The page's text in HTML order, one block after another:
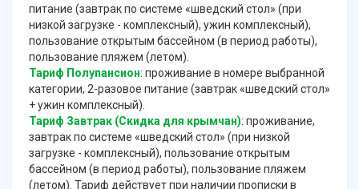
питание (завтрак по системе «шведский стол» (при
низкой загрузке - комплексный), ужин комплексный),
пользование открытым бассейном (в период работы),
пользование пляжем (летом).
Тариф Полупансион: проживание в номере выбранной
категории, 2-разовое питание (завтрак «шведский стол»
+ ужин комплексный).
Тариф Завтрак (Скидка для крымчан): проживание,
завтрак по системе «шведский стол» (при низкой
загрузке - комплексный), пользование открытым
бассейном (в период работы), пользование пляжем
(летом). Тариф действует при наличии прописки в